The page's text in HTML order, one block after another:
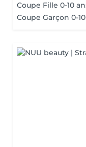
Coupe Fille 0-10
Coupe Garçon 0-